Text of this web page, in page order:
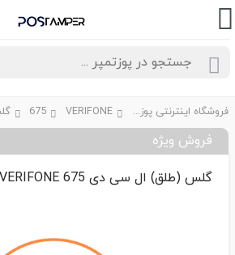
فروشگاه اینترنتی پوزتمپر VERIFONE
675
فروش ویژه
گلس (طلق) ال سی دی VERIFONE 675